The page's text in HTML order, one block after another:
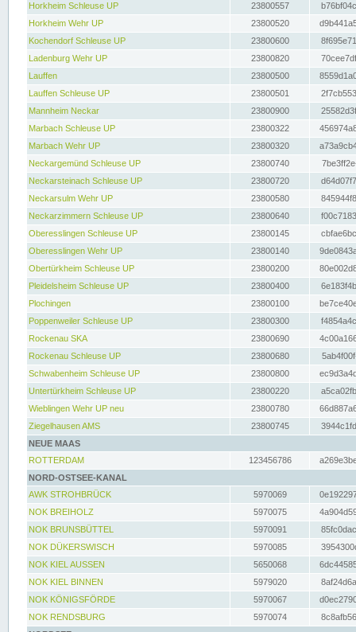
Horkheim Schleuse UP
23800557
Horkheim Wehr UP
23800520
Kochendorf Schleuse UP
23800600
Ladenburg Wehr UP
23800820
Lauffen
23800500
Lauffen Schleuse UP
23800501
Mannheim Neckar
23800900
Marbach Schleuse UP
23800322
Marbach Wehr UP
23800320
Neckargemünd Schleuse UP
23800740
Neckarsteinach Schleuse UP
23800720
Neckarsulm Wehr UP
23800580
Neckarzimmern Schleuse UP
23800640
Oberesslingen Schleuse UP
23800145
Oberesslingen Wehr UP
23800140
Obertürkheim Schleuse UP
23800200
Pleidelsheim Schleuse UP
23800400
Plochingen
23800100
Poppenweiler Schleuse UP
23800300
Rockenau SKA
23800690
Rockenau Schleuse UP
23800680
Schwabenheim Schleuse UP
23800800
Untertürkheim Schleuse UP
23800220
Wieblingen Wehr UP neu
23800780
Ziegelhausen AMS
23800745
NEUE MAAS
ROTTERDAM
123456786
NORD-OSTSEE-KANAL
AWK STROHBRÜCK
5970069
NOK BREIHOLZ
5970075
NOK BRUNSBÜTTEL
5970091
NOK DÜKERSWISCH
5970085
NOK KIEL AUSSEN
5650068
NOK KIEL BINNEN
5979020
NOK KÖNIGSFÖRDE
5970067
NOK RENDSBURG
5970074